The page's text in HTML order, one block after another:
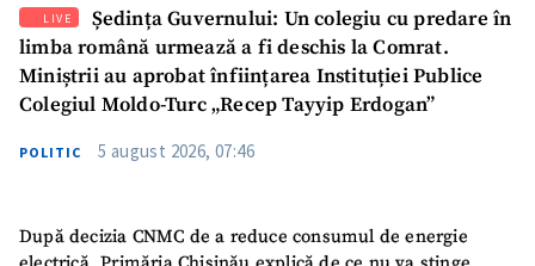
LIVE
Ședința Guvernului: Un colegiu cu predare în
limba română urmează a fi deschis la Comrat.
Miniștrii au aprobat înființarea Instituției Publice
Colegiul Moldo-Turc „Recep Tayyip Erdogan”
POLITIC 5 august 2026, 07:46
După decizia CNMC de a reduce consumul de energie